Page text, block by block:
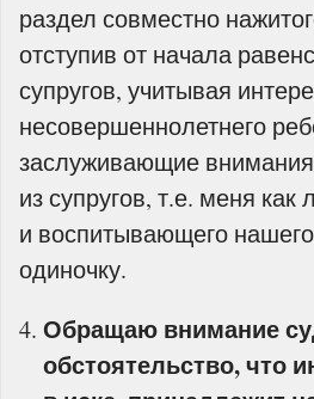
раздел совместно
отступив от начала
супругов, учитывая
несовершеннолетнего
заслуживающие
из супругов, т.е. меня
и воспитывающего
одиночку.
Обращаю внимание
обстоятельство, что